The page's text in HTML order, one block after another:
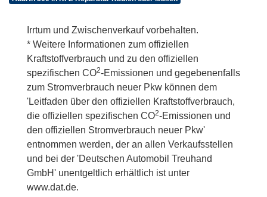
Irrtum und Zwischenverkauf vorbehalten.
* Weitere Informationen zum offiziellen
Kraftstoffverbrauch und zu den offiziellen
spezifischen CO2-Emissionen und gegebenenfalls
zum Stromverbrauch neuer Pkw können dem
'Leitfaden über den offiziellen Kraftstoffverbrauch,
die offiziellen spezifischen CO2-Emissionen und
den offiziellen Stromverbrauch neuer Pkw'
entnommen werden, der an allen Verkaufsstellen
und bei der 'Deutschen Automobil Treuhand
GmbH' unentgeltlich erhältlich ist unter
www.dat.de.